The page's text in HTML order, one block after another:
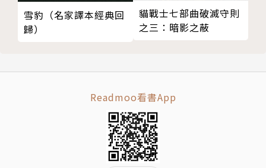
——張曼娟
為他的孤獨，使他對於世人的孤獨有了同其情的理解。
契訶夫孤獨的衣角掠過這個世界，便開出許多奇豔的
花，這些花正是一個又一個好聽的故事，於是，一百多
年過去了，我們一點也不覺得遙遠，他的故事仍在我們
的嘆息中，微笑裡。我們終究懂得了孤獨是怎麼一回
雪豹（名家譯本經典回
歸）
貓戰士七部曲破滅守則
之三：暗影之蔽
Readmoo看書App